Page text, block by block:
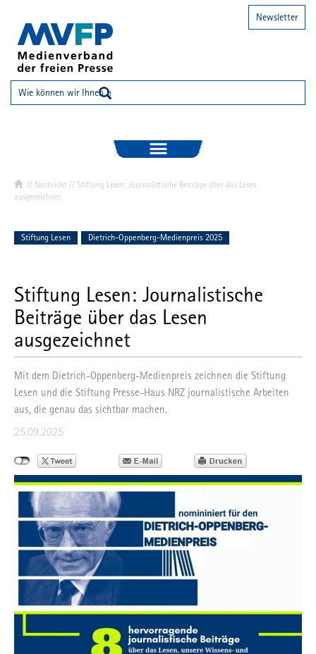
Newsletter
// Nachricht // Stiftung Lesen: Journalistische Beiträge über das Lesen
ausgezeichnet
Stiftung Lesen Dietrich-Oppenberg-Medienpreis 2025
Stiftung Lesen: Journalistische
Beiträge über das Lesen
ausgezeichnet
Mit dem Dietrich-Oppenberg-Medienpreis zeichnen die Stiftung
Lesen und die Stiftung Presse-Haus NRZ journalistische Arbeiten
aus, die genau das sichtbar machen.
25.09.2025